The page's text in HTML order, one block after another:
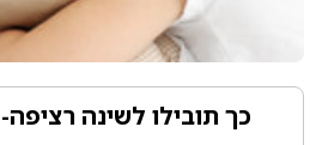
כך תובילו לשינה